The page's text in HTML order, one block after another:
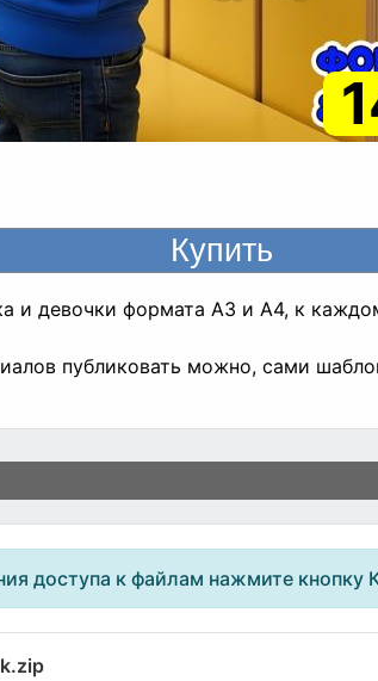
и девочки формата А3 и А4, к
публиковать можно, сами
доступа к файлам нажмите кнопку